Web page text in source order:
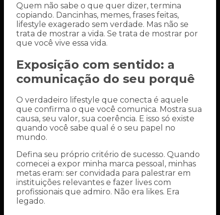
Quem não sabe o que quer dizer, termina
copiando. Dancinhas, memes, frases feitas,
lifestyle exagerado sem verdade. Mas não se
trata de mostrar a vida. Se trata de mostrar por
que você vive essa vida.
Exposição com sentido: a
comunicação do seu porquê
O verdadeiro lifestyle que conecta é aquele
que confirma o que você comunica. Mostra sua
causa, seu valor, sua coerência. E isso só existe
quando você sabe qual é o seu papel no
mundo.
Defina seu próprio critério de sucesso. Quando
comecei a expor minha marca pessoal, minhas
metas eram: ser convidada para palestrar em
instituições relevantes e fazer lives com
profissionais que admiro. Não era likes. Era
legado.